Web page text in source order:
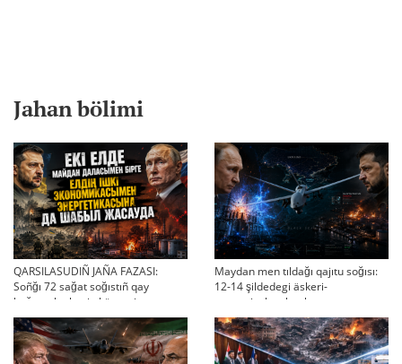
Jahan bölimi
QARSILASUDIÑ JAÑA FAZASI:
Soñğı 72 sağat soğıstıñ qay
bağıtqa ketkenin körsetti
Maydan men tıldağı qajıtu soğısı:
12-14 şildedegi äskeri-
strategiyalıq ahual